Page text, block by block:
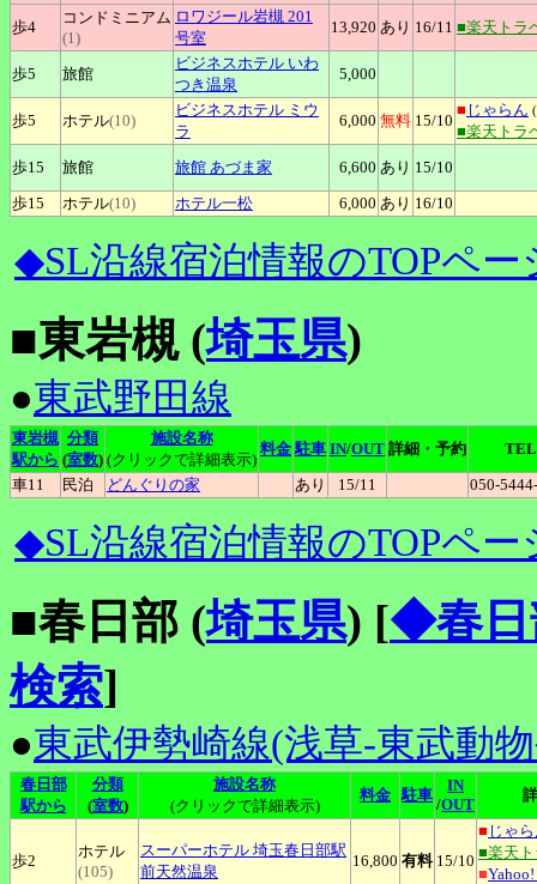
歩4
コンドミニアム
(1)
ロワジール岩槻 201
号室
13,920 あり 16/11 ■楽天トラ
歩5 旅館
ビジネスホテル いわ
つき温泉
5,000
歩5 ホテル(10)
ビジネスホテル ミウ
ラ
6,000 無料 15/10
■ じゃらん (
■楽天トラ
歩15
旅館 旅館 あづま家 6,600 あり 15/10
歩15
ホテル(10) ホテル一松 6,000 あり 16/10
◆SL沿線宿泊情報のTOPペー
■東岩槻 (埼玉県)
●東武野田線
東岩槻
駅から
分類
(室数)
施設名称
(クリックで詳細表示)
料金 駐車 IN/OUT 詳細・予約
TEL
車11
民泊 どんぐりの家 あり 15/11 050-
◆SL沿線宿泊情報のTOPペー
■春日部 (埼玉県) [◆春日
検索]
●東武伊勢崎線(浅草-東武動
春日部
駅から
分類
(室数)
施設名称
(クリックで詳細表示)
料金 駐車
IN
/OUT
歩2
ホテル
(105)
スーパーホテル 埼玉春日部駅
前天然温泉
16,800 有料 15/10
■ じゃ
■楽天
■